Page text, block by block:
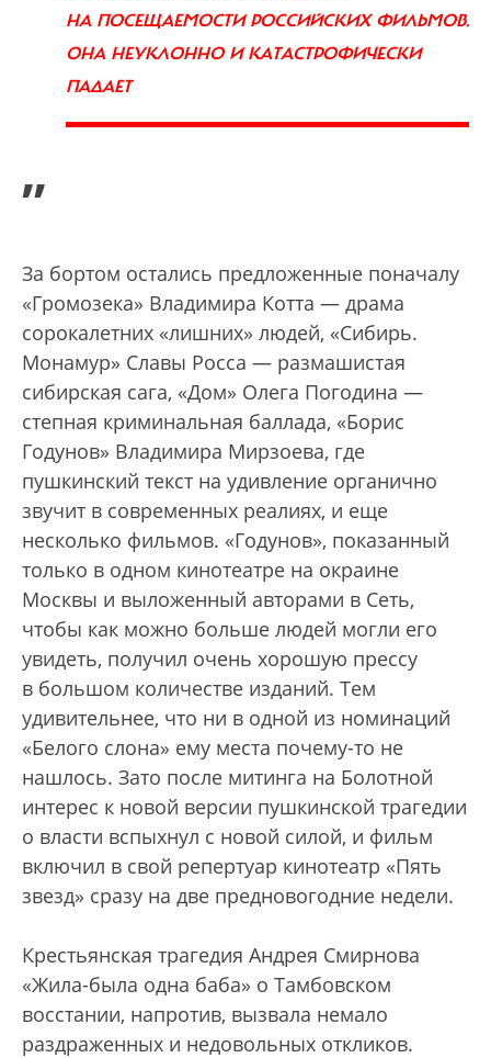
НА ПОСЕЩАЕМОСТИ РОССИЙСКИХ ФИЛЬМОВ.
ОНА НЕУКЛОННО И КАТАСТРОФИЧЕСКИ
ПАДАЕТ
”
За бортом остались предложенные поначалу
«Громозека» Владимира Котта — драма
сорокалетних «лишних» людей, «Сибирь.
Монамур» Славы Росса — размашистая
сибирская сага, «Дом» Олега Погодина —
степная криминальная баллада, «Борис
Годунов» Владимира Мирзоева, где
пушкинский текст на удивление органично
звучит в современных реалиях, и еще
несколько фильмов. «Годунов», показанный
только в одном кинотеатре на окраине
Москвы и выложенный авторами в Сеть,
чтобы как можно больше людей могли его
увидеть, получил очень хорошую прессу
в большом количестве изданий. Тем
удивительнее, что ни в одной из номинаций
«Белого слона» ему места почему-то не
нашлось. Зато после митинга на Болотной
интерес к новой версии пушкинской трагедии
о власти вспыхнул с новой силой, и фильм
включил в свой репертуар кинотеатр «Пять
звезд» сразу на две предновогодние недели.
Крестьянская трагедия Андрея Смирнова
«Жила-была одна баба» о Тамбовском
восстании, напротив, вызвала немало
раздраженных и недовольных откликов.